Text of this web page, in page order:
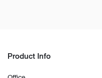
Product Info